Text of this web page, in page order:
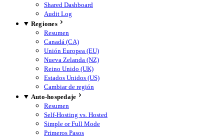
Shared Dashboard
Audit Log
Regiones
Resumen
Canadá (CA)
Unión Europea (EU)
Nueva Zelanda (NZ)
Reino Unido (UK)
Estados Unidos (US)
Cambiar de región
Auto-hospedaje
Resumen
Self-Hosting vs. Hosted
Simple or Full Mode
Primeros Pasos